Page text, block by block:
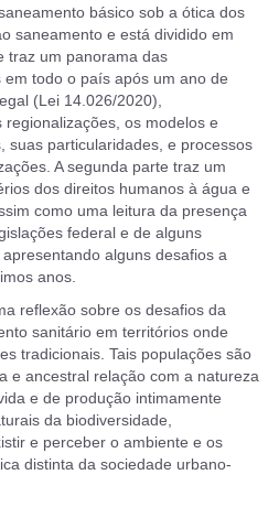
básico sob a ótica dos
saneamento e está dividido em
traz um panorama das
todo o país após um ano de
(Lei 14.026/2020),
os modelos e
suas particularidades, e processos
A segunda parte traz um
dos direitos humanos à água e
como uma leitura da presença
federal e de alguns
alguns desafios a
anos.
reflexão sobre os desafios da
sanitário em territórios onde
tradicionais. Tais populações são
e ancestral relação com a natureza
e de produção intimamente
da biodiversidade,
e perceber o ambiente e os
distinta da sociedade urbano-